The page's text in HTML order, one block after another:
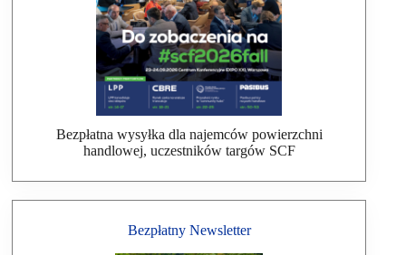
Bezpłatna wysyłka dla najemców powierzchni
handlowej, uczestników targów SCF
Bezpłatny Newsletter